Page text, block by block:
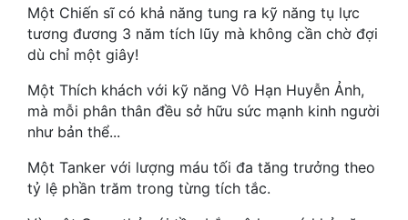
Học Đường
Khoa Huyễn
Khoa Huyễn Không Gian
Kinh Dị
Kiếm Hiệp
Một Chiến sĩ có khả năng tung ra kỹ năng tụ lực
tương đương 3 năm tích lũy mà không cần chờ đợi
dù chỉ một giây!
Một Thích khách với kỹ năng Vô Hạn Huyễn Ảnh,
mà mỗi phân thân đều sở hữu sức mạnh kinh người
như bản thể...
Một Tanker với lượng máu tối đa tăng trưởng theo
tỷ lệ phần trăm trong từng tích tắc.